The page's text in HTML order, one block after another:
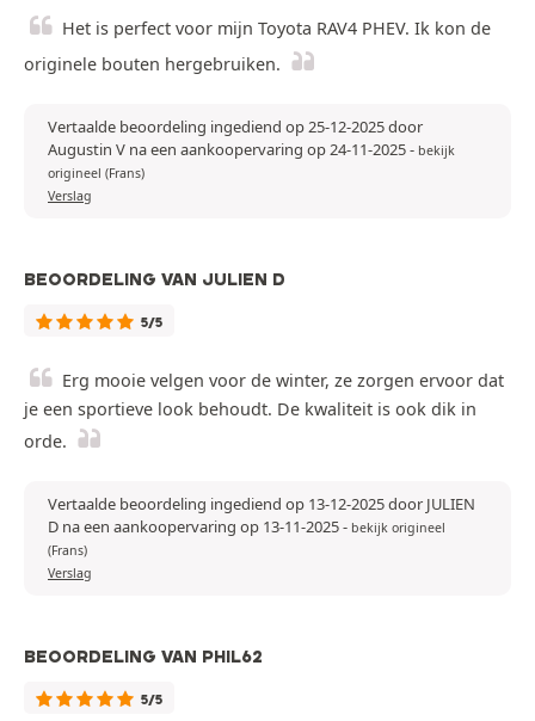
Het is perfect voor mijn Toyota RAV4 PHEV. Ik kon de
originele bouten hergebruiken.
Vertaalde beoordeling ingediend op 25-12-2025 door
Augustin V na een aankoopervaring op 24-11-2025- bekijk
origineel (Frans)
Verslag
BEOORDELING VAN JULIEN D
5/5
Erg mooie velgen voor de winter, ze zorgen ervoor dat
je een sportieve look behoudt. De kwaliteit is ook dik in
orde.
Vertaalde beoordeling ingediend op 13-12-2025 door JULIEN
D na een aankoopervaring op 13-11-2025- bekijk origineel
(Frans)
Verslag
BEOORDELING VAN PHIL62
5/5